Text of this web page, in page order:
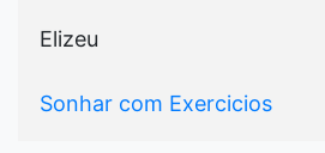
Elizeu
Sonhar com Exercicios